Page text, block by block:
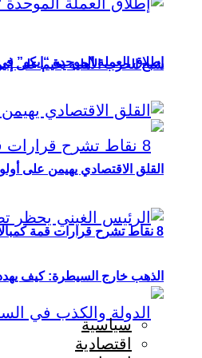
شبح الحرب الأهلية يخيم على
8 نقاط تشرح قرارات قمة كمبالا بشأن “بعثة أوصوم” في الصومال؟
إطلاق العملة الموحدة “إيكو” في 2027.. “إيكواس” تمضي قدمًا دون
القلق الاقتصادي يهيمن على
الذهب خارج السيطرة: كيف
سياسية
اقتصادية